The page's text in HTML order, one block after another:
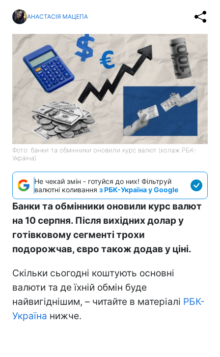
АНАСТАСІЯ МАЦЕПА
Фото: банки та обмінники оновили курс валют (колаж РБК-
Україна)
Не чекай змін - готуйся до них! Фільтруй
валютні коливання з РБК-Україна у Google
Банки та обмінники оновили курс валют
на 10 серпня. Після вихідних долар у
готівковому сегменті трохи
подорожчав, євро також додав у ціні.
Скільки сьогодні коштують основні
валюти та де їхній обмін буде
найвигіднішим, – читайте в матеріалі РБК-
Україна нижче.